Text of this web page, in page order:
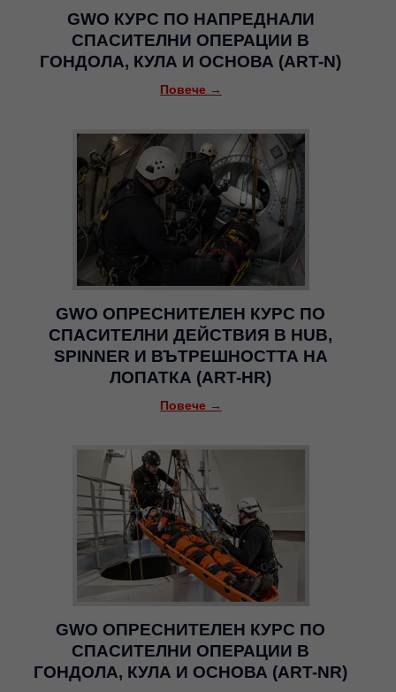
GWO КУРС ПО НАПРЕДНАЛИ
СПАСИТЕЛНИ ОПЕРАЦИИ В
ГОНДОЛА, КУЛА И ОСНОВА (ART-N)
Повече →
GWO ОПРЕСНИТЕЛЕН КУРС ПО
СПАСИТЕЛНИ ДЕЙСТВИЯ В HUB,
SPINNER И ВЪТРЕШНОСТТА НА
ЛОПАТКА (ART-HR)
Повече →
GWO ОПРЕСНИТЕЛЕН КУРС ПО
СПАСИТЕЛНИ ОПЕРАЦИИ В
ГОНДОЛА, КУЛА И ОСНОВА (ART-NR)